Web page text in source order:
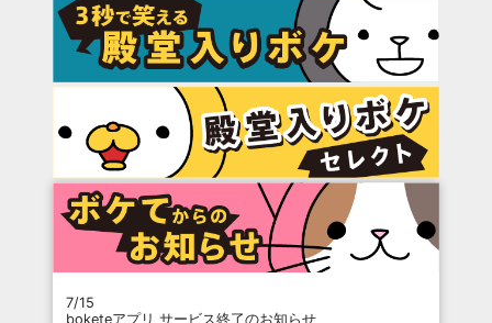
7/15
boketeアプリ サービス終了のお知らせ